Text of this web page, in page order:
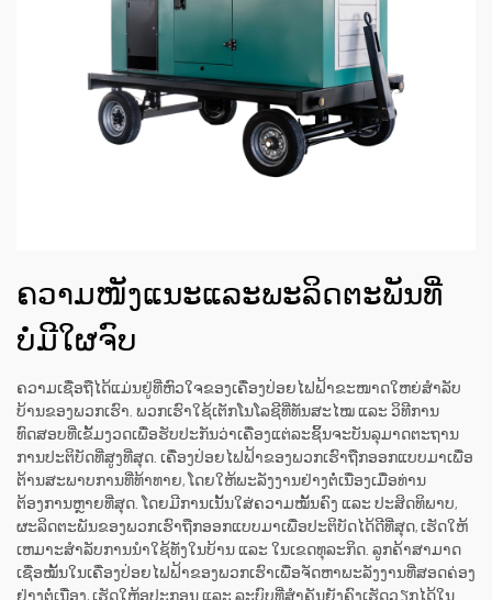
ຄວາມໜັງແນະແລະພະລິດຕະພັນທີ່
ບໍ່ມີໃຜຈົບ
ຄວາມເຊື່ອຖືໄດ້ແມ່ນຢູ່ທີ່ຫົວໃຈຂອງເຄື່ອງປ່ອຍໄຟຟ້າຂະໜາດໃຫຍ່ສຳລັບ
ບ້ານຂອງພວກເຮົາ. ພວກເຮົາໃຊ້ເຕັກໂນໂລຊີທີ່ທັນສະໄໝ ແລະ ວິທີການ
ທົດສອບທີ່ເຂັ້ມງວດເພື່ອຮັບປະກັນວ່າເຄື່ອງແຕ່ລະຊິ້ນຈະບັນລຸມາດຕະຖານ
ການປະຕິບັດທີ່ສູງທີ່ສຸດ. ເຄື່ອງປ່ອຍໄຟຟ້າຂອງພວກເຮົາຖືກອອກແບບມາເພື່ອ
ຕ້ານສະພາບການທີ່ທ້າທາຍ, ໂດຍໃຫ້ພະລັງງານຢ່າງຕໍ່ເນື່ອງເມື່ອທ່ານ
ຕ້ອງການຫຼາຍທີ່ສຸດ. ໂດຍມີການເນັ້ນໃສ່ຄວາມໝັ້ນຄົງ ແລະ ປະສິດທິພາບ,
ຜະລິດຕະພັນຂອງພວກເຮົາຖືກອອກແບບມາເພື່ອປະຕິບັດໄດ້ດີທີ່ສຸດ, ເຮັດໃຫ້
ເຫມາະສຳລັບການນຳໃຊ້ທັງໃນບ້ານ ແລະ ໃນເຂດທຸລະກິດ. ລູກຄ້າສາມາດ
ເຊື່ອໝັ້ນໃນເຄື່ອງປ່ອຍໄຟຟ້າຂອງພວກເຮົາເພື່ອຈັດຫາພະລັງງານທີ່ສອດຄ່ອງ
ຢ່າງຕໍ່ເນື່ອງ, ເຮັດໃຫ້ອຸປະກອນ ແລະ ລະບົບທີ່ສຳຄັນຍັງຄົງເຮັດວຽກໄດ້ໃນ